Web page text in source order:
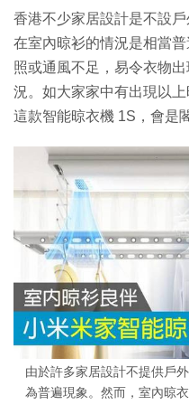
香港不少家居設計是不設
在室內晾衫的情況是相當
照或通風不足，易令衣物
況。如大家家中有出現以
這款智能晾衣機 1S，會是
由於許多家居設計不提供戶
為普遍現象。然而，室內晾